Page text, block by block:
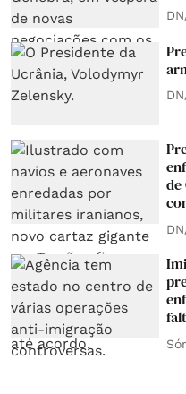
de